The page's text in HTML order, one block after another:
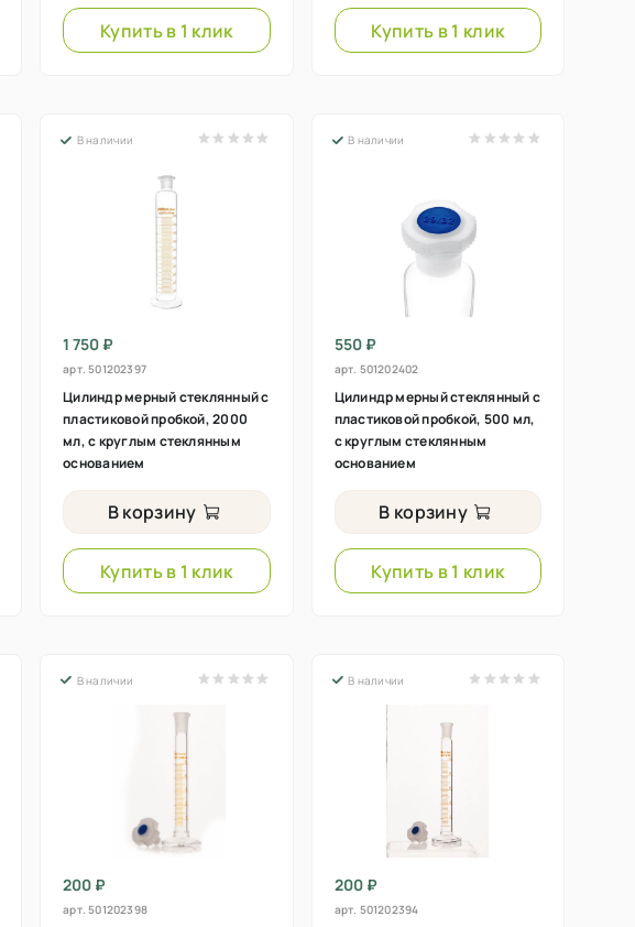
Купить в 1 клик Купить в 1 клик
В наличии
1 750 ₽
арт.501202397
Цилиндр мерный стеклянный с
пластиковой пробкой, 2000
мл, с круглым стеклянным
основанием
В корзину
Купить в 1 клик
В наличии
550 ₽
арт. 501202402
Цилиндр мерный стеклянный с
пластиковой пробкой, 500 мл,
с круглым стеклянным
основанием
В корзину
Купить в 1 клик
В наличии
200 ₽
арт.501202398
В наличии
200 ₽
арт. 501202394